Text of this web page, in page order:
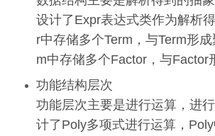
设计了Expr表达式类作为解析
r中存储多个Term，与Term形
m中存储多个Factor，与Factor
功能结构层次
功能层次主要是进行运算，进
计了Poly多项式进行运算，